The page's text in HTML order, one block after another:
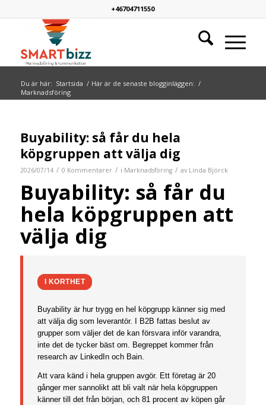
+46704711550
Du är här: Startsida / Här är de senaste blogginläggen: /
Marknadsföring
Buyability: så får du hela
köpgruppen att välja dig
2026/07/14 / 0 Kommentarer / i Marknadsföring / av Linda Björck
Buyability: så får du
hela köpgruppen att
välja dig
I KORTHET
Buyability är hur trygg en hel köpgrupp känner sig med
att välja dig som leverantör. I B2B fattas beslut av
grupper som väljer det de kan försvara inför varandra,
inte det de tycker bäst om. Begreppet kommer från
research av LinkedIn och Bain.
Att vara känd i hela gruppen avgör. Ett företag är 20
gånger mer sannolikt att bli valt när hela köpgruppen
känner till det från början, och 81 procent av köpen går